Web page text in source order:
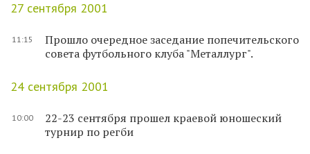
27 сентября 2001
11:15
Прошло очередное заседание попечительского
совета футбольного клуба "Металлург".
24 сентября 2001
10:00
22-23 сентября прошел краевой юношеский
турнир по регби